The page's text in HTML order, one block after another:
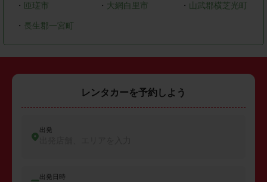
・ 匝瑳市 ・ 大網白里市 ・ 山武郡横芝光町
・ 長生郡一宮町
レンタカーを予約しよう
出発
出発日時